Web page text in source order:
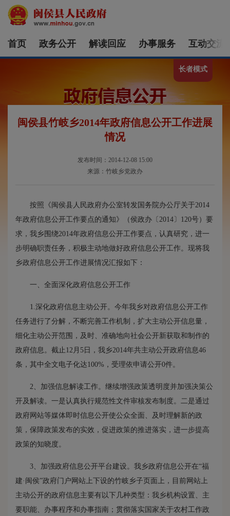
首页 政务公开 解读回应 办事服务 互动交流
长者模式
闽侯县竹岐乡2014年政府信息公开工作进展
情况
发布时间：2014-12-08 15:00
来源：竹岐乡党政办
按照《闽侯县人民政府办公室转发国务院办公厅关于2014
年政府信息公开工作要点的通知》（侯政办〔2014〕120号）要
求，我乡围绕2014年政府信息公开工作要点，认真研究，进一
步明确职责任务，积极主动地做好政府信息公开工作。现将我
乡政府信息公开工作进展情况汇报如下：
一、全面深化政府信息公开工作
1.深化政府信息主动公开。今年我乡对政府信息公开工作
任务进行了分解，不断完善工作机制，扩大主动公开信息量，
细化主动公开范围，及时、准确地向社会公开新获取和制作的
政府信息。截止12月5日，我乡2014年共主动公开政府信息46
条，其中全文电子化达100%，受理依申请公开0件。
2、加强信息解读工作。继续增强政策透明度并加强决策公
开及解读。一是认真执行规范性文件审核发布制度。二是通过
政府网站等媒体即时信息公开使公众全面、及时理解新的政
策，保障政策发布的实效，促进政策的推进落实，进一步提高
政策的知晓度。
3、加强政府信息公开平台建设。我乡政府信息公开在“福
建·闽侯”政府门户网站上下设的竹岐乡子页面上，目前网站上
主动公开的政府信息主要有以下几种类型：我乡机构设置、主
要职能、办事程序和办事指南；贯彻落实国家关于农村工作政